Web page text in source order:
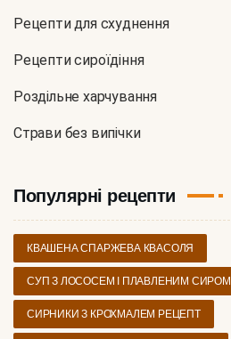
Рецепти для схуднення
Рецепти сироїдіння
Роздільне харчування
Страви без випічки
Популярні рецепти
КВАШЕНА СПАРЖЕВА КВАСОЛЯ
СУП З ЛОСОСЕМ І ПЛАВЛЕНИМ СИРОМ
СИРНИКИ З КРОХМАЛЕМ РЕЦЕПТ